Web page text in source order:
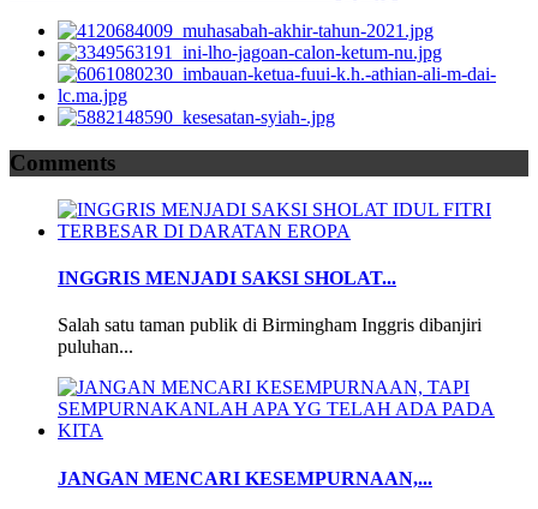
Comments
INGGRIS MENJADI SAKSI SHOLAT...
Salah satu taman publik di Birmingham Inggris dibanjiri
puluhan...
JANGAN MENCARI KESEMPURNAAN,...